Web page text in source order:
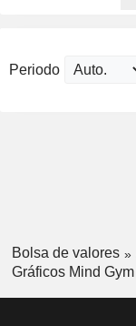
Periodo
Bolsa de valores
Gráficos Mind